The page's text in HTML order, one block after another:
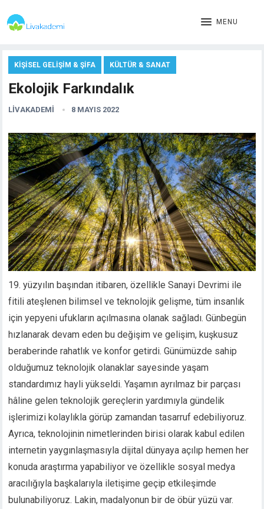
MENU
KIŞISEL GELIŞIM & ŞIFA KÜLTÜR & SANAT
Ekolojik Farkındalık
LIVAKADEMI 8 MAYIS 2022
19. yüzyılın başından itibaren, özellikle Sanayi Devrimi ile
fitili ateşlenen bilimsel ve teknolojik gelişme, tüm insanlık
için yepyeni ufukların açılmasına olanak sağladı. Günbegün
hızlanarak devam eden bu değişim ve gelişim, kuşkusuz
beraberinde rahatlık ve konfor getirdi. Günümüzde sahip
olduğumuz teknolojik olanaklar sayesinde yaşam
standardımız hayli yükseldi. Yaşamın ayrılmaz bir parçası
hâline gelen teknolojik gereçlerin yardımıyla gündelik
işlerimizi kolaylıkla görüp zamandan tasarruf edebiliyoruz.
Ayrıca, teknolojinin nimetlerinden birisi olarak kabul edilen
internetin yaygınlaşmasıyla dijital dünyaya açılıp hemen her
konuda araştırma yapabiliyor ve özellikle sosyal medya
aracılığıyla başkalarıyla iletişime geçip etkileşimde
bulunabiliyoruz. Lakin, madalyonun bir de öbür yüzü var.